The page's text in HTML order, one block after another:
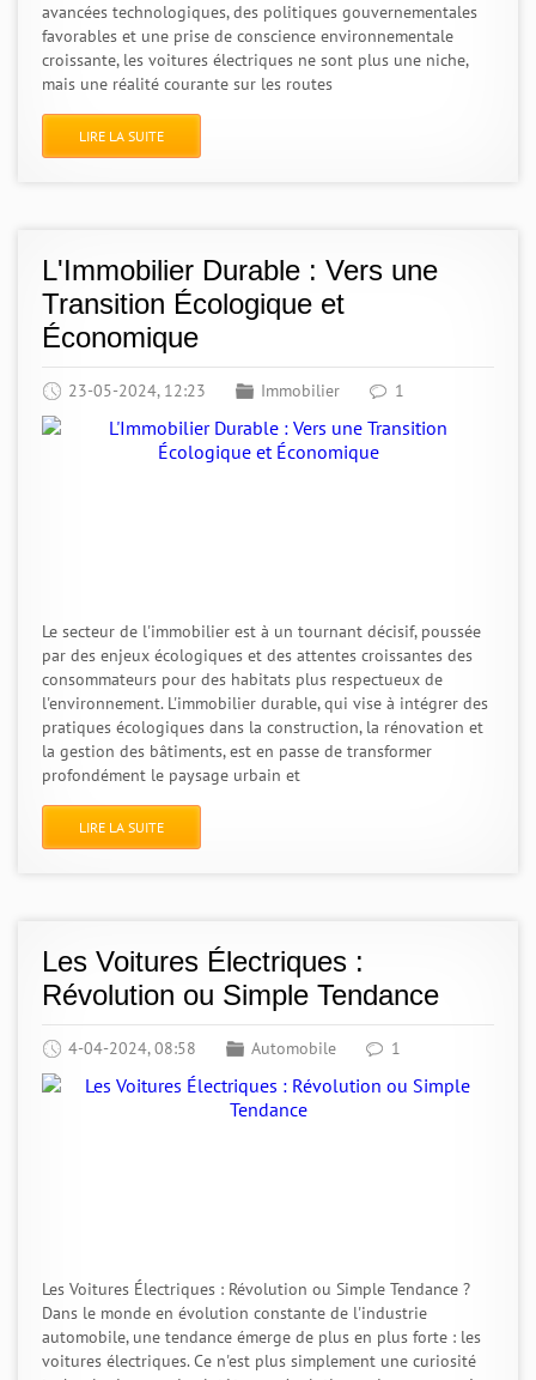
avancées technologiques, des politiques gouvernementales
favorables et une prise de conscience environnementale
croissante, les voitures électriques ne sont plus une niche,
mais une réalité courante sur les routes
LIRE LA SUITE
L'Immobilier Durable : Vers une
Transition Écologique et
Économique
23-05-2024, 12:23 Immobilier 1
Le secteur de l'immobilier est à un tournant décisif, poussée
par des enjeux écologiques et des attentes croissantes des
consommateurs pour des habitats plus respectueux de
l'environnement. L'immobilier durable, qui vise à intégrer des
pratiques écologiques dans la construction, la rénovation et
la gestion des bâtiments, est en passe de transformer
profondément le paysage urbain et
LIRE LA SUITE
Les Voitures Électriques :
Révolution ou Simple Tendance
4-04-2024, 08:58 Automobile 1
Les Voitures Électriques : Révolution ou Simple Tendance ?
Dans le monde en évolution constante de l'industrie
automobile, une tendance émerge de plus en plus forte : les
voitures électriques. Ce n'est plus simplement une curiosité